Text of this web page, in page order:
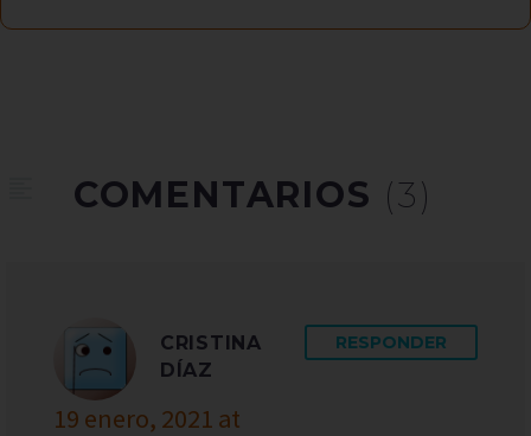
COMENTARIOS (3)
CRISTINA
DÍAZ
19 enero, 2021 at
RESPONDER